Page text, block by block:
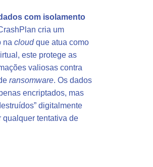
com isolamento
cria um
na cloudque atua como
este protege as
valiosas contra
ransomware. Os dados
encriptados, mas
digitalmente
qualquer tentativa de